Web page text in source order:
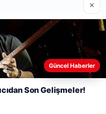
iyi anlayabilmek,
amacıyla çerezler
×
Güncel Haberler
Son Gelişmeler!